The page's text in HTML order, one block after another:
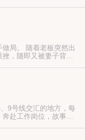
局。 随着老板突然出
，随即又被妻子背
9号线交汇的地方，每
赴工作岗位，故事从